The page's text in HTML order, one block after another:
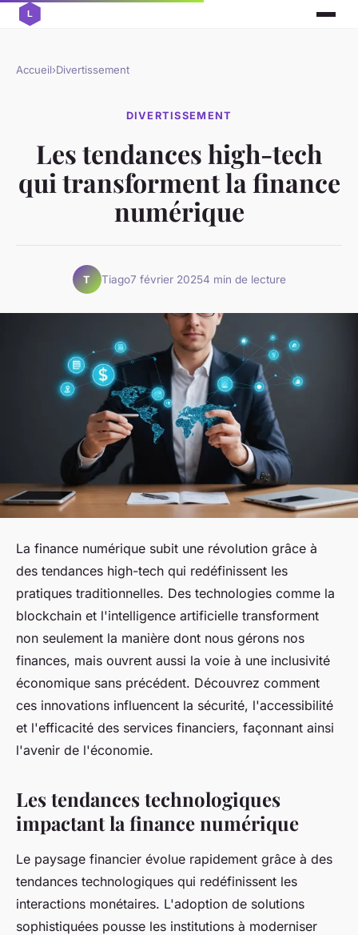
Accueil›Divertissement
DIVERTISSEMENT
Les tendances high-tech
qui transforment la finance
numérique
T Tiago7 février 20254 min de lecture
La finance numérique subit une révolution grâce à
des tendances high-tech qui redéfinissent les
pratiques traditionnelles. Des technologies comme la
blockchain et l'intelligence artificielle transforment
non seulement la manière dont nous gérons nos
finances, mais ouvrent aussi la voie à une inclusivité
économique sans précédent. Découvrez comment
ces innovations influencent la sécurité, l'accessibilité
et l'efficacité des services financiers, façonnant ainsi
l'avenir de l'économie.
Les tendances technologiques
impactant la finance numérique
Le paysage financier évolue rapidement grâce à des
tendances technologiques qui redéfinissent les
interactions monétaires. L'adoption de solutions
sophistiquées pousse les institutions à moderniser